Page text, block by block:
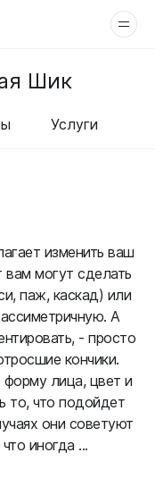
Шик
Услуги
изменить ваш
могут сделать
паж, каскад) или
А
- просто
кончики.
лица, цвет и
то, что подойдет
они советуют
иногда ...